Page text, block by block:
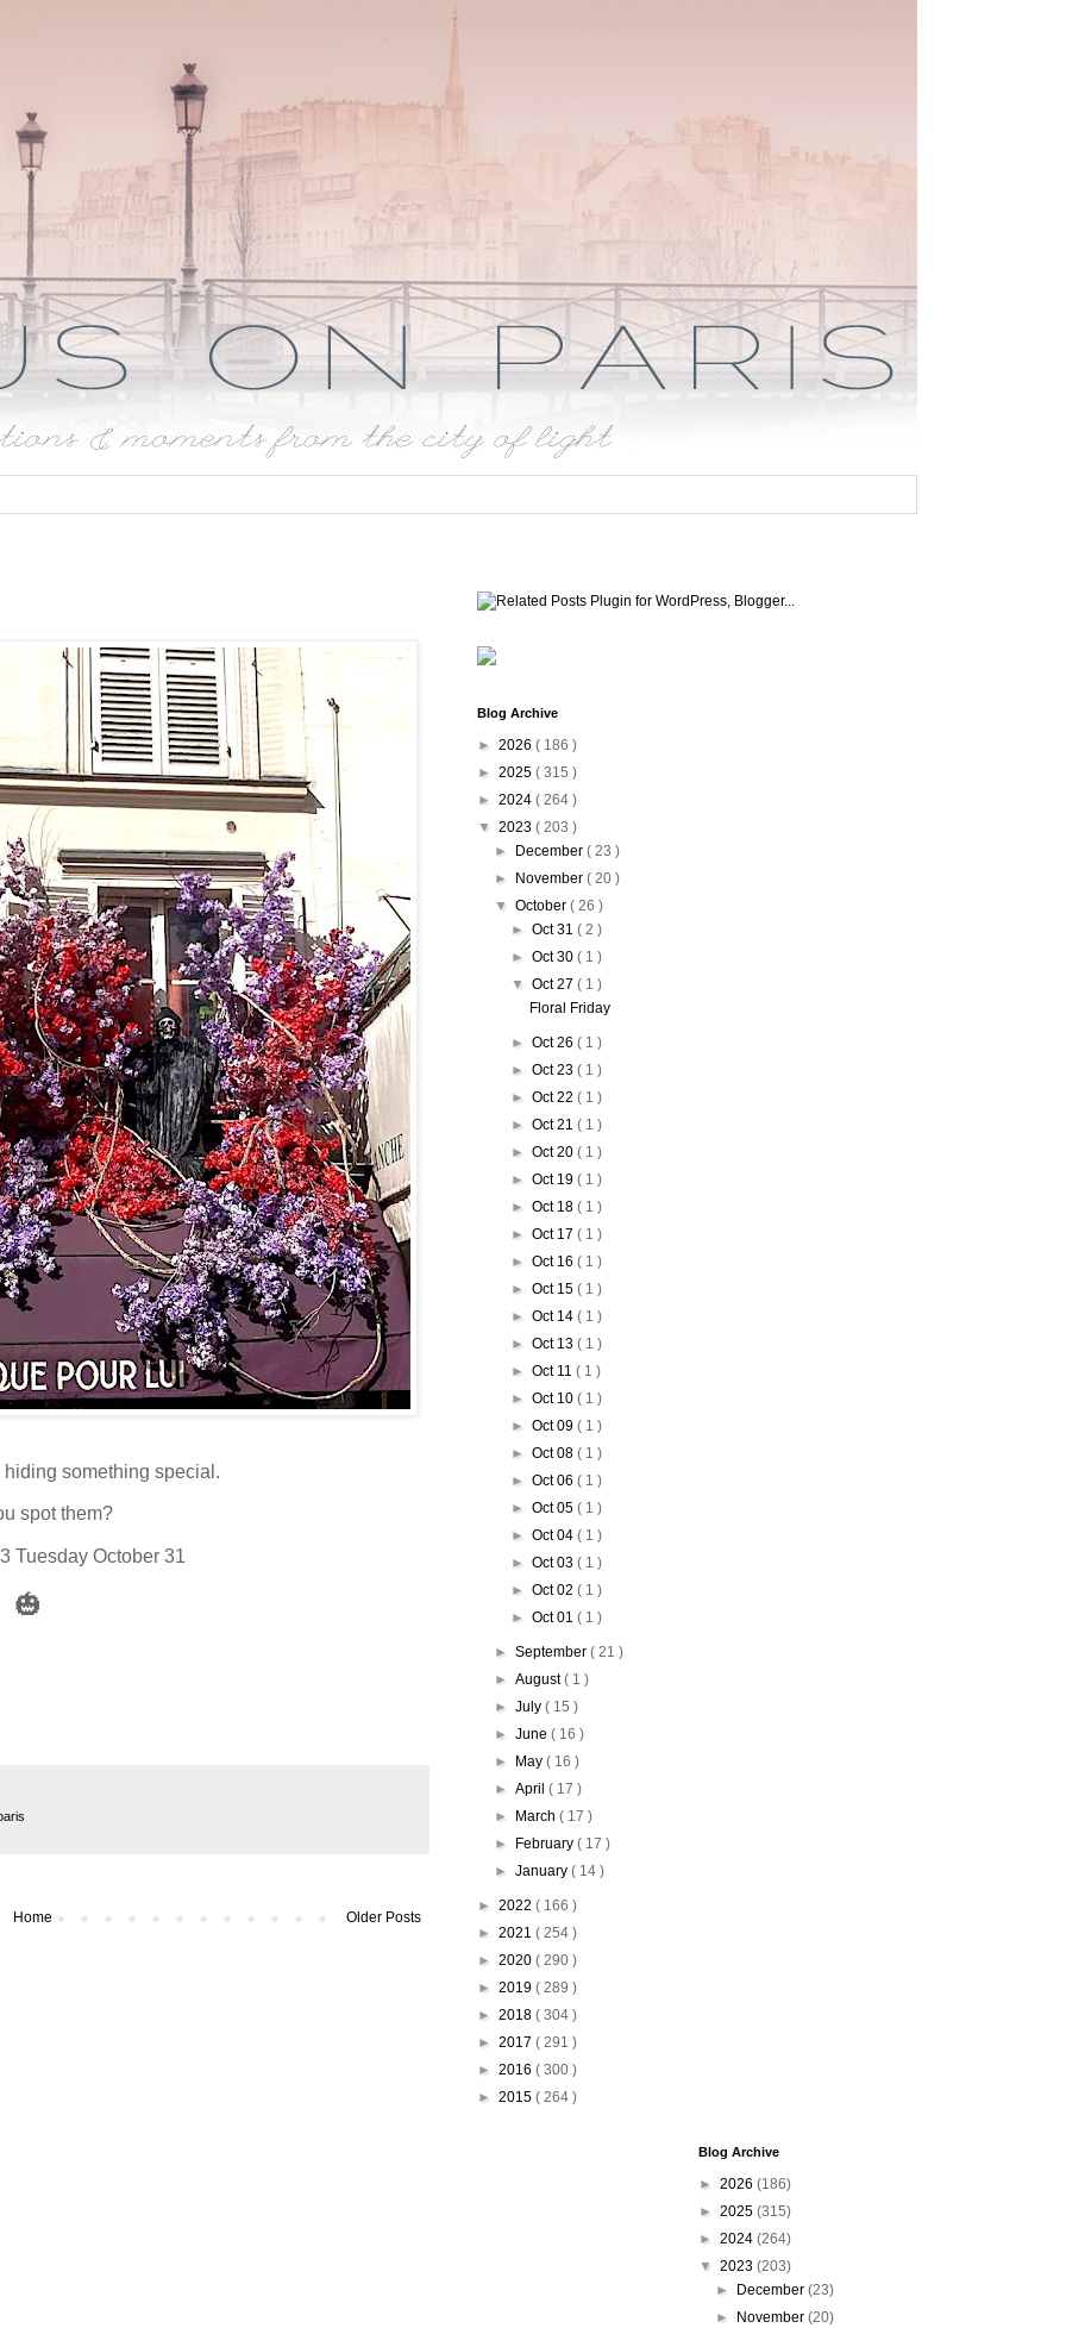
something special.
spot them?
Tuesday October 31
🎃
Older Posts
Home
Blog Archive
► 2026 ( 186 )
► 2025 ( 315 )
► 2024 ( 264 )
▼ 2023 ( 203 )
►
December ( 23 )
►
November ( 20 )
▼ October ( 26 )
►Oct 31( 2 )
►Oct 30( 1 )
▼Oct 27( 1 )
Floral Friday
►Oct 26( 1 )
►Oct 23( 1 )
►Oct 22( 1 )
►Oct 21( 1 )
►Oct 20( 1 )
►Oct 19( 1 )
►Oct 18( 1 )
►Oct 17( 1 )
►Oct 16( 1 )
►Oct 15( 1 )
►Oct 14( 1 )
►Oct 13( 1 )
►Oct 11( 1 )
►Oct 10( 1 )
►Oct 09( 1 )
►Oct 08( 1 )
►Oct 06( 1 )
►Oct 05( 1 )
►Oct 04( 1 )
►Oct 03( 1 )
►Oct 02( 1 )
►Oct 01( 1 )
► September ( 21 )
► August( 1 )
► July ( 15 )
► June ( 16 )
►
May ( 16 )
► April ( 17 )
►
March ( 17 )
►
February ( 17 )
► January ( 14 )
► 2022 ( 166 )
► 2021 ( 254 )
► 2020 ( 290 )
► 2019 ( 289 )
► 2018 ( 304 )
► 2017 ( 291 )
► 2016 ( 300 )
► 2015 ( 264 )
Blog Archive
► 2026 (186)
► 2025 (315)
► 2024 (264)
▼ 2023 (203)
►
December (23)
►
November (20)